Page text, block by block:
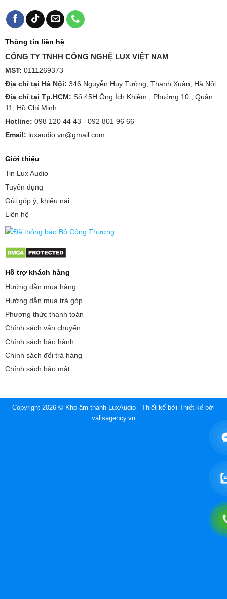
Thông tin liên hệ
CÔNG TY TNHH CÔNG NGHỆ LUX VIỆT NAM
MST: 0111269373
Địa chỉ tại Hà Nội: 346 Nguyễn Huy Tưởng, Thanh Xuân, Hà Nội
Địa chỉ tại Tp.HCM: Số 45H Ông Ích Khiêm , Phường 10 , Quận
11, Hồ Chí Minh
Hotline: 098 120 44 43 - 092 801 96 66
Email: luxaudio.vn@gmail.com
Giới thiệu
Tin Lux Audio
Tuyển dụng
Gửi góp ý, khiếu nại
Liên hệ
Hỗ trợ khách hàng
Hướng dẫn mua hàng
Hướng dẫn mua trả góp
Phương thức thanh toán
Chính sách vận chuyển
Chính sách bảo hành
Chính sách đổi trả hàng
Chính sách bảo mật
Copyright 2026 © Kho âm thanh LuxAudio - Thiết kế bởi Thiết kế bởi
valisagency.vn